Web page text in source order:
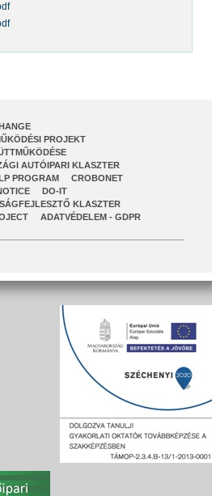
PROJEKT
AUTÓIPARI KLASZTER
PROGRAM
CROBONET
DO-IT
KLASZTER
ADATVÉDELEM - GDPR